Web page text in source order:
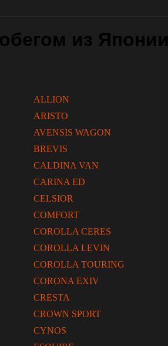
из Японии
ALLION
ARISTO
AVENSIS WAGON
BREVIS
CALDINA VAN
CARINA ED
CELSIOR
COMFORT
COROLLA CERES
COROLLA LEVIN
COROLLA TOURING
CORONA EXIV
CRESTA
CROWN SPORT
CYNOS